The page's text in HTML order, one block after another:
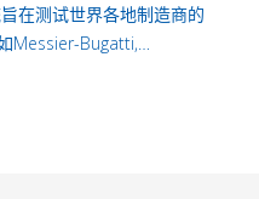
在测试世界各地制造商的
Messier-Bugatti,…